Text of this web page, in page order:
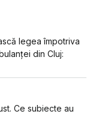
legea împotriva
din Cluj:
Ce subiecte au